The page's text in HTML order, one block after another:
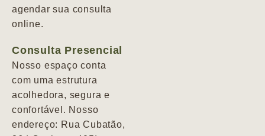
agendar sua consulta
online.
Consulta Presencial
Nosso espaço conta
com uma estrutura
acolhedora, segura e
confortável. Nosso
endereço: Rua Cubatão,